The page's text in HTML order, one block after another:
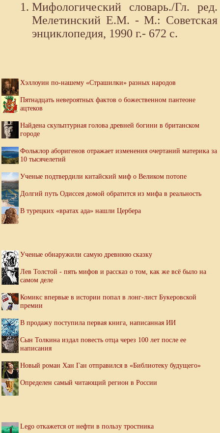
Мифологический словарь./Гл. ред.
Мелетинский Е.М. - М.: Советская
энциклопедия, 1990 г.- 672 с.
Хэллоуин по-нашему «Страшилки» разных народов
Пятнадцать невероятных фактов о божественном пантеоне
ацтеков
Найдена скульптурная голова древней богини в британском
городе
Фольклор аборигенов отражает изменения очертаний материка за
10 тысячелетий
Ученые подтвердили китайский миф о Великом потопе
Долгий путь Одиссея домой обратится из мифа в реальность
В турецких «вратах ада» нашли Цербера
Ученые обнаружили самую древнюю сказку
Лев Толстой - пять мифов и рассказ о том, как же всё было на
самом деле
Комикс впервые в истории попал в лонг-лист Букеровской
премии
В продажу поступила первая книга, написанная ИИ
Сын Толкина издал повесть отца через 100 лет после ее
написания
Новый роман Хан Ган отправился в «Библиотеку будущего»
Определен самый читающий регион в России
Lego откажется от нефти в пользу тростника